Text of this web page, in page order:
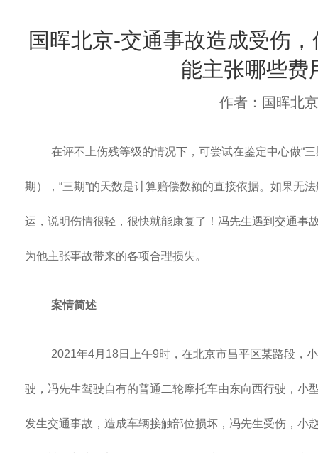
国晖北京-交通事故造成受伤
能主张哪些费
作者：国晖北京
在评不上伤残等级的情况下，可尝试在鉴定中心做“
期），“三期”的天数是计算赔偿数额的直接依据。如果无
运，说明伤情很轻，很快就能康复了！冯先生遇到交通事
为他主张事故带来的各项合理损失。
案情简述
2021年4月18日上午9时，在北京市昌平区某路段，
驶，冯先生驾驶自有的普通二轮摩托车由东向西行驶，小
发生交通事故，造成车辆接触部位损坏，冯先生受伤，小